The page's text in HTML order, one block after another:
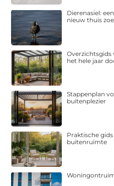
Dierenasiel:
nieuw thuis
Overzichtsgids
het hele jaar
Stappenplan
buitenplezier
Praktische
buitenruimte